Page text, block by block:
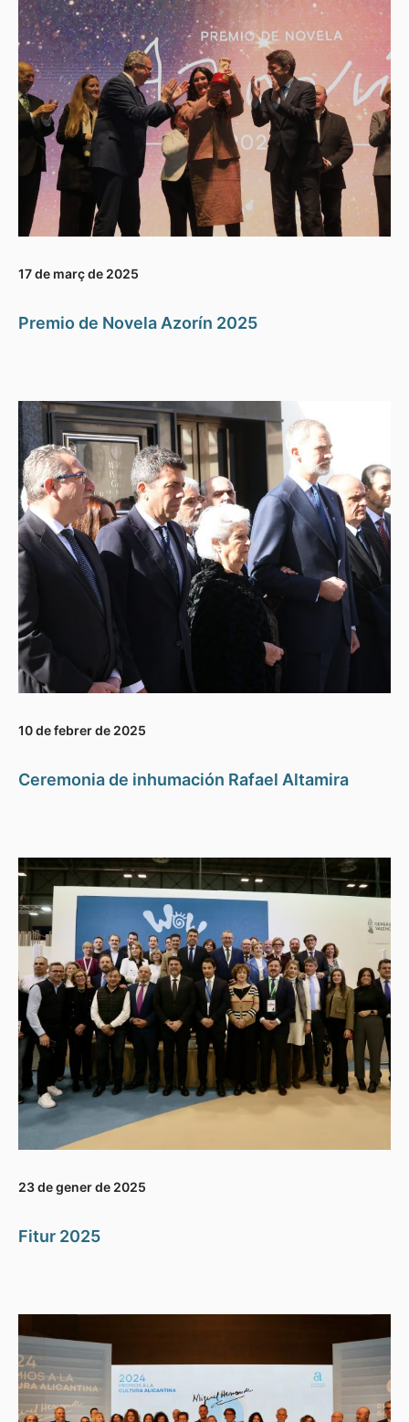
17 de març de 2025
Premio de Novela Azorín 2025
10 de febrer de 2025
Ceremonia de inhumación Rafael Altamira
23 de gener de 2025
Fitur 2025